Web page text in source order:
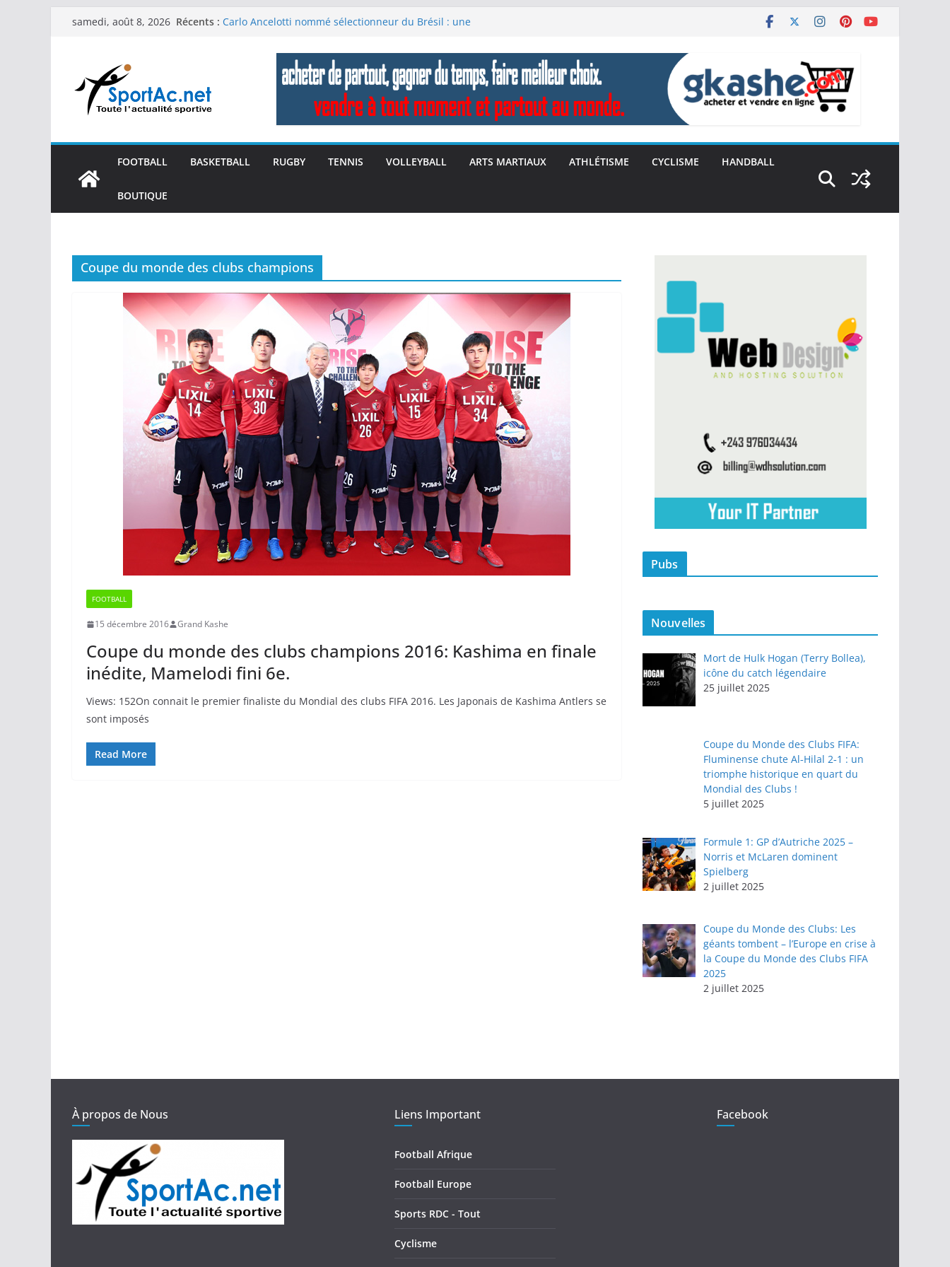
Passersamedi, août 8, 2026 Récents : Carlo Ancelotti nommé sélectionneur du Brésil : une
Coupe du Monde des Clubs FIFA: Fluminense chute Al‑Hilal
2‑1 : un triomphe historique en quart du Mondial des
Formule 1: GP d’Autriche 2025 – Norris et McLaren
Coupe du Monde des Clubs: Les géants tombent – l’Europe
en crise à la Coupe du Monde des Clubs FIFA 2025
FOOTBALL BASKETBALL RUGBY TENNIS VOLLEYBALL ARTS MARTIAUX ATHLÉTISME CYCLISME HANDBALL
BOUTIQUE
Coupe du monde des clubs champions
FOOTBALL
15 décembre 2016 Grand Kashe
Coupe du monde des clubs champions 2016: Kashima en finale
inédite, Mamelodi fini 6e.
Views: 152On connait le premier finaliste du Mondial des clubs FIFA 2016. Les Japonais de Kashima Antlers se
sont imposés
Read More
Pubs
Nouvelles
Mort de Hulk Hogan (Terry Bollea),
icône du catch légendaire
25 juillet 2025
Coupe du Monde des Clubs FIFA:
Fluminense chute Al‑Hilal 2‑1 : un
triomphe historique en quart du
Mondial des Clubs !
5 juillet 2025
Formule 1: GP d’Autriche 2025 –
Norris et McLaren dominent
Spielberg
2 juillet 2025
Coupe du Monde des Clubs: Les
géants tombent – l’Europe en crise à
la Coupe du Monde des Clubs FIFA
2025
2 juillet 2025
À propos de Nous Liens Important
Football Afrique
Football Europe
Sports RDC - Tout
Cyclisme
Facebook